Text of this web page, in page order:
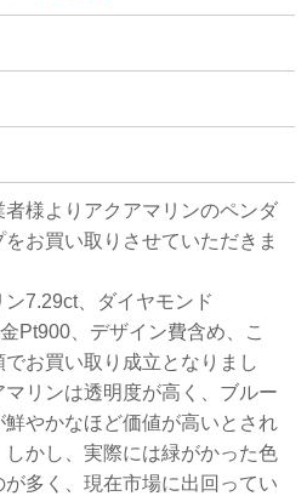
者様よりアクアマリンのペンダ
をお買い取りさせていただきま
ン7.29ct、ダイヤモンド
Pt900、デザイン費含め、こ
でお買い取り成立となりまし
マリンは透明度が高く、ブルー
鮮やかなほど価値が高いとされ
しかし、実際には緑がかった色
が多く、現在市場に出回ってい